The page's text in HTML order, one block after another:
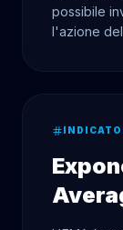
possibile
l'azione